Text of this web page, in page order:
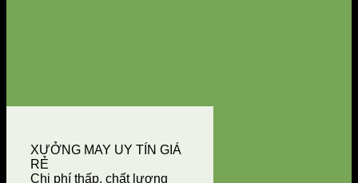
XƯỞNG MAY UY TÍN GIÁ
RẺ
Chi phí thấp, chất lượng